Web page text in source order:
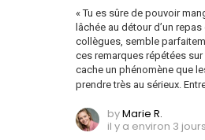
« Tu es sûre de pouvoir
lâchée au détour d’un
collègues, semble
ces remarques répétées
cache un phénomène que
prendre très au sérieux.
byMarie R.
il y a environ 3 jours